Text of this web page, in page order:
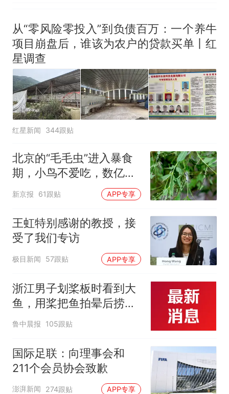
改签但没兑现
从“零风险零投入”到负债百万：一个养牛
项目崩盘后，谁该为农户的贷款买单丨红
星调查
红星新闻 344跟贴
北京的“毛毛虫”进入暴食
期，小鸟不爱吃，数亿头
小蜂迎战
新京报 61跟贴 APP专享
王虹特别感谢的教授，接
受了我们专访
极目新闻 57跟贴 APP专享
浙江男子划桨板时看到大
鱼，用桨把鱼拍晕后捞
起；当事人：鱼重7斤6
味道很好
鲁中晨报 105跟贴
国际足联：向理事会和
211个会员协会致歉
澎湃新闻 274跟贴 APP专享